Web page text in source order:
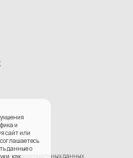
персональных данных
и
сайт или
данные о
как